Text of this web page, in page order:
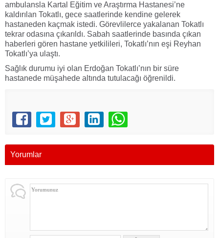
ambulansla Kartal Eğitim ve Araştırma Hastanesi’ne
kaldırılan Tokatlı, gece saatlerinde kendine gelerek
hastaneden kaçmak istedi. Görevlilerce yakalanan Tokatlı
tekrar odasına çıkarıldı. Sabah saatlerinde basında çıkan
haberleri gören hastane yetkilileri, Tokatlı’nın eşi Reyhan
Tokatlı’ya ulaştı.
Sağlık durumu iyi olan Erdoğan Tokatlı’nın bir süre
hastanede müşahede altında tutulacağı öğrenildi.
Yorumlar